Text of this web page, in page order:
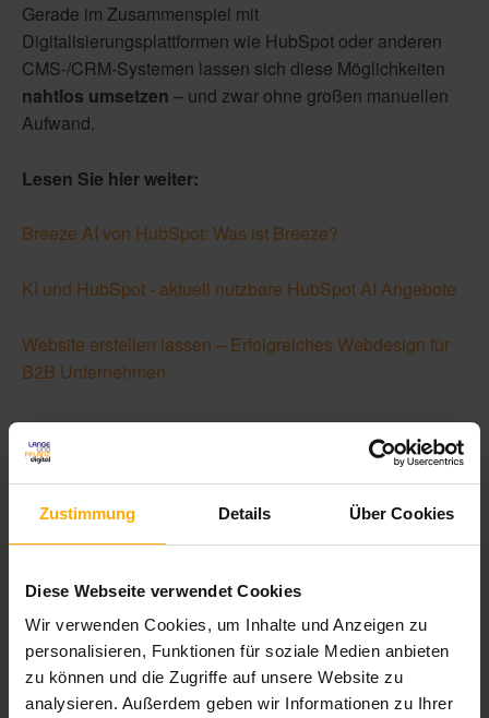
Zustimmung Details Über Cookies
Diese Webseite verwendet Cookies
Wir verwenden Cookies, um Inhalte und Anzeigen zu
personalisieren, Funktionen für soziale Medien anbieten
zu können und die Zugriffe auf unsere Website zu
analysieren. Außerdem geben wir Informationen zu Ihrer
Gerade im Zusammenspiel mit
Digitalisierungsplattformen wie HubSpot oder anderen
CMS-/CRM-Systemen lassen sich diese Möglichkeiten
nahtlos umsetzen – und zwar ohne großen manuellen
Aufwand.
Lesen Sie hier weiter:
Breeze AI von HubSpot: Was ist Breeze?
KI und HubSpot - aktuell nutzbare HubSpot AI Angebote
Website erstellen lassen – Erfolgreiches Webdesign für
B2B Unternehmen
Fazit: Von der Einzellösung zur
intelligenten Gesamtstrategie
Contextual Advertising strategisch nutzen will, muss
Website, Ads und Content-Ausspielung als
vernetztes Systemdenken. Die gute Nachricht: Die
Technik ist da. Jetzt kommt es auf die intelligente
Umsetzung an.